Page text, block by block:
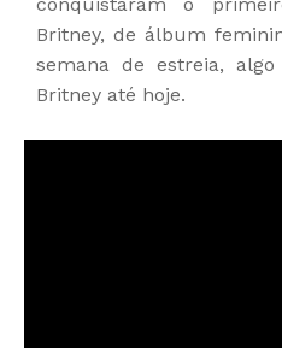
Britney, de álbum
semana de estreia,
Britney até hoje.